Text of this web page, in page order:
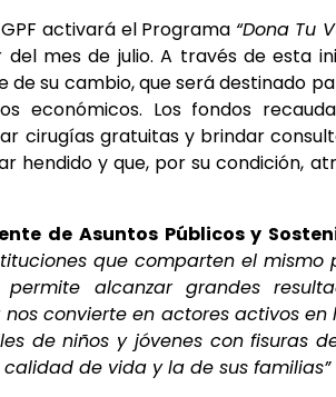
activará el Programa “Dona Tu
del mes de julio. A través de esta
su cambio, que será destinado
económicos. Los fondos
cirugías gratuitas y brindar
hendido y que, por su condición,
de Asuntos Públicos y
que comparten el
alcanzar grandes
nos convierte en actores activos
de niños y jóvenes con fisuras
de vida y la de sus familias”